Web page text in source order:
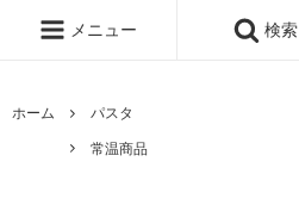
メニュー 検索
ホーム
パスタ
常温商品